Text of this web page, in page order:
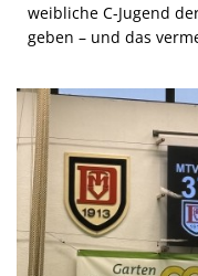
weibliche C-Jugend
geben – und das